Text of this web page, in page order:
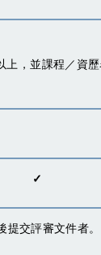
上，並課程／資
✓
提交評審文件者。